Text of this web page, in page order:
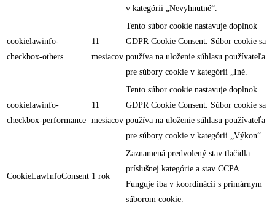
v kategórii „Nevyhnutné“.
cookielawinfo-
checkbox-others
11
mesiacov
Tento súbor cookie nastavuje doplnok
GDPR Cookie Consent. Súbor cookie sa
používa na uloženie súhlasu používateľa
pre súbory cookie v kategórii „Iné.
cookielawinfo-
checkbox-performance
11
mesiacov
Tento súbor cookie nastavuje doplnok
GDPR Cookie Consent. Súbor cookie sa
používa na uloženie súhlasu používateľa
pre súbory cookie v kategórii „Výkon“.
CookieLawInfoConsent 1 rok
Zaznamená predvolený stav tlačidla
príslušnej kategórie a stav CCPA.
Funguje iba v koordinácii s primárnym
súborom cookie.